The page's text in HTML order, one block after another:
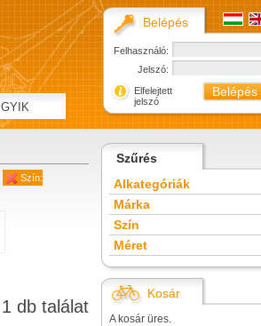
Szín:
1 db találat
Szűrés
Alkategóriák
Márka
Szín
Méret
Kosár
A kosár üres.
Belépés
Felhasználó:
Jelszó:
Elfelejtett
jelszó
GYIK